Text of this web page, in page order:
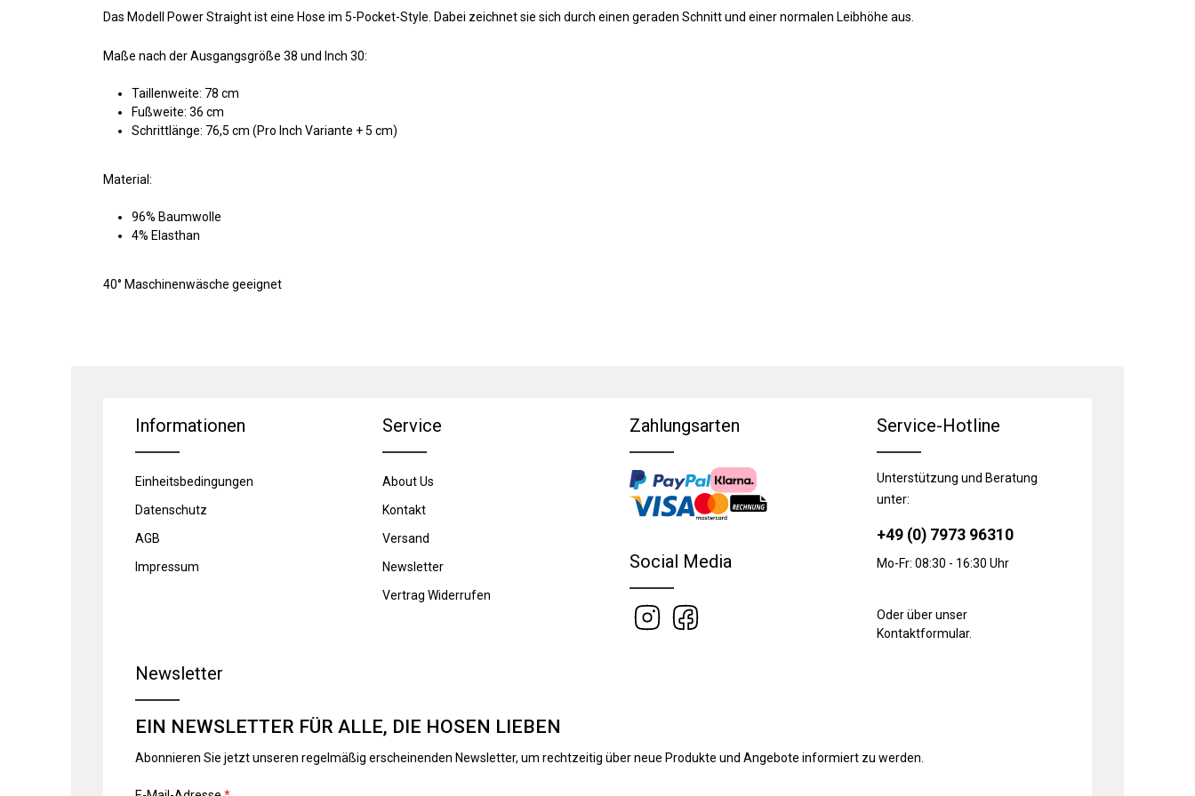
Das Modell Power Straight ist eine Hose im 5-Pocket-Style. Dabei zeichnet sie sich durch einen geraden Schnitt und einer normalen Leibhöhe aus.
Maße nach der Ausgangsgröße 38 und Inch 30:
Taillenweite: 78 cm
Fußweite: 36 cm
Schrittlänge: 76,5 cm (Pro Inch Variante + 5 cm)
Material:
96% Baumwolle
4% Elasthan
40° Maschinenwäsche geeignet
Informationen
Einheitsbedingungen
Datenschutz
AGB
Impressum
Service
About Us
Kontakt
Versand
Newsletter
Vertrag Widerrufen
Zahlungsarten
Social Media
Service-Hotline
Unterstützung und Beratung
unter:
+49 (0) 7973 96310
Mo-Fr: 08:30 - 16:30 Uhr
Oder über unser
Kontaktformular.
Newsletter
EIN NEWSLETTER FÜR ALLE, DIE HOSEN LIEBEN
Abonnieren Sie jetzt unseren regelmäßig erscheinenden Newsletter, um rechtzeitig über neue Produkte und Angebote informiert zu werden.